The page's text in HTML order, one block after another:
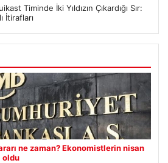
Timinde İki Yıldızın Çıkardığı Sır:
İtirafları
ne zaman? Ekonomistlerin nisan
oldu